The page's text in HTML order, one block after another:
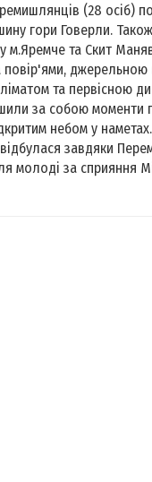
(28 осіб)
гори Говерли.
м.Яремче та Скит
та первісною
за собою моменти
небом у наметах.
завдяки
молоді за сприяння